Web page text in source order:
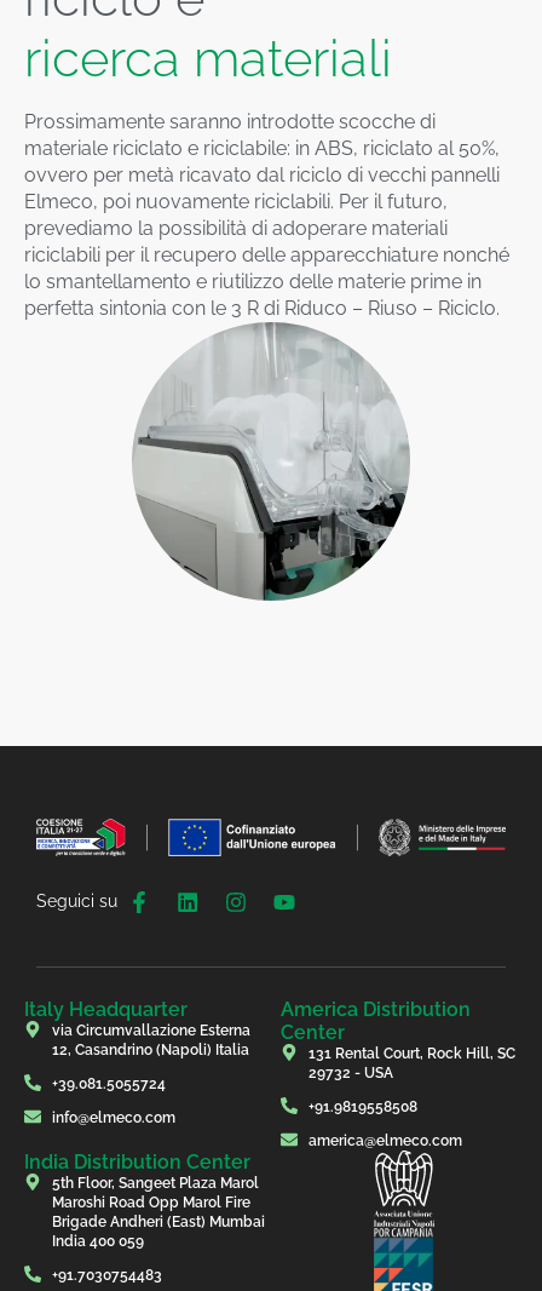
Imprenditorialità,
riciclo e
ricerca materiali
Prossimamente saranno introdotte scocche di
materiale riciclato e riciclabile: in ABS, riciclato al 50%,
ovvero per metà ricavato dal riciclo di vecchi pannelli
Elmeco, poi nuovamente riciclabili. Per il futuro,
prevediamo la possibilità di adoperare materiali
riciclabili per il recupero delle apparecchiature nonché
lo smantellamento e riutilizzo delle materie prime in
perfetta sintonia con le 3 R di Riduco – Riuso – Riciclo.
via Circumvallazione Esterna
+39.081.5055724
info@elmeco.com
America Distribution
131 Rental Court, Rock Hill, SC
29732 - USA
+91.9819558508
america@elmeco.com
India Distribution Center
5th Floor, Sangeet Plaza Marol